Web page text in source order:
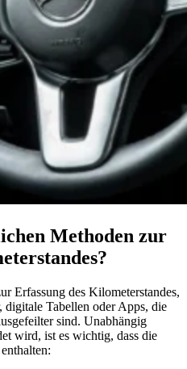
Methoden zur
Erfassung des Kilometerstandes,
digitale Tabellen oder Apps, die
sind. Unabhängig
wird, ist es wichtig, dass die